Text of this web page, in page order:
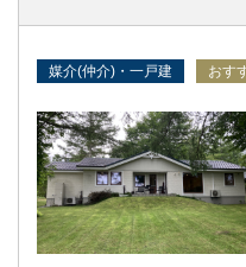
媒介(仲介)・一戸建 おす